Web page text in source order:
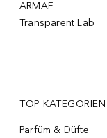
ARMAF
Transparent Lab
TOP KATEGORIEN
Parfüm & Düfte